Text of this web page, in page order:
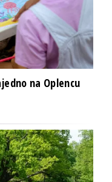
na Oplencu